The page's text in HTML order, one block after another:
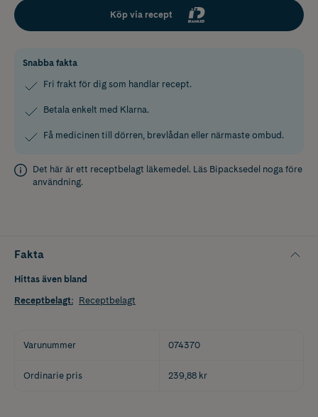
Köp via recept
Snabba fakta
Fri frakt för dig som handlar recept.
Betala enkelt med Klarna.
Få medicinen till dörren, brevlådan eller närmaste ombud.
Det här är ett receptbelagt läkemedel. Läs Bipacksedel noga före
användning.
Fakta
Hittas även bland
Receptbelagt: Receptbelagt
Varunummer 074370
Ordinarie pris 239,88 kr